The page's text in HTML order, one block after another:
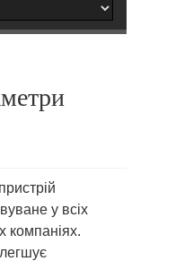
у всіх
компаніях.